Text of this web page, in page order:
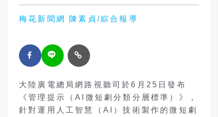
梅花新聞網 陳素貞/綜合報導
大陸廣電總局網路視聽司於6月25日發布
《管理提示（AI微短劇分類分層標準）》，
針對運用人工智慧（AI）技術製作的微短劇